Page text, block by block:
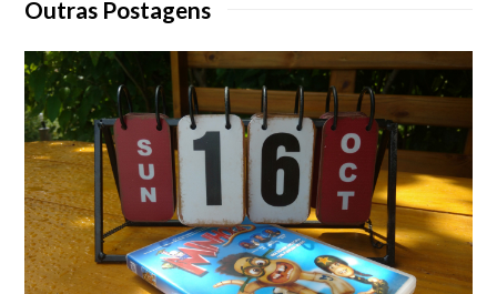
Outras Postagens